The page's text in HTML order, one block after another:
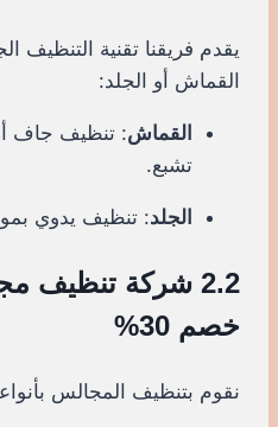
يقدم فريقنا تقنية التنظيف
القماش أو الجلد:
القماش: تنظيف جاف أو
تشبع.
الجلد: تنظيف يدوي
2.2 شركة تنظيف
خصم 30%
نقوم بتنظيف المجالس